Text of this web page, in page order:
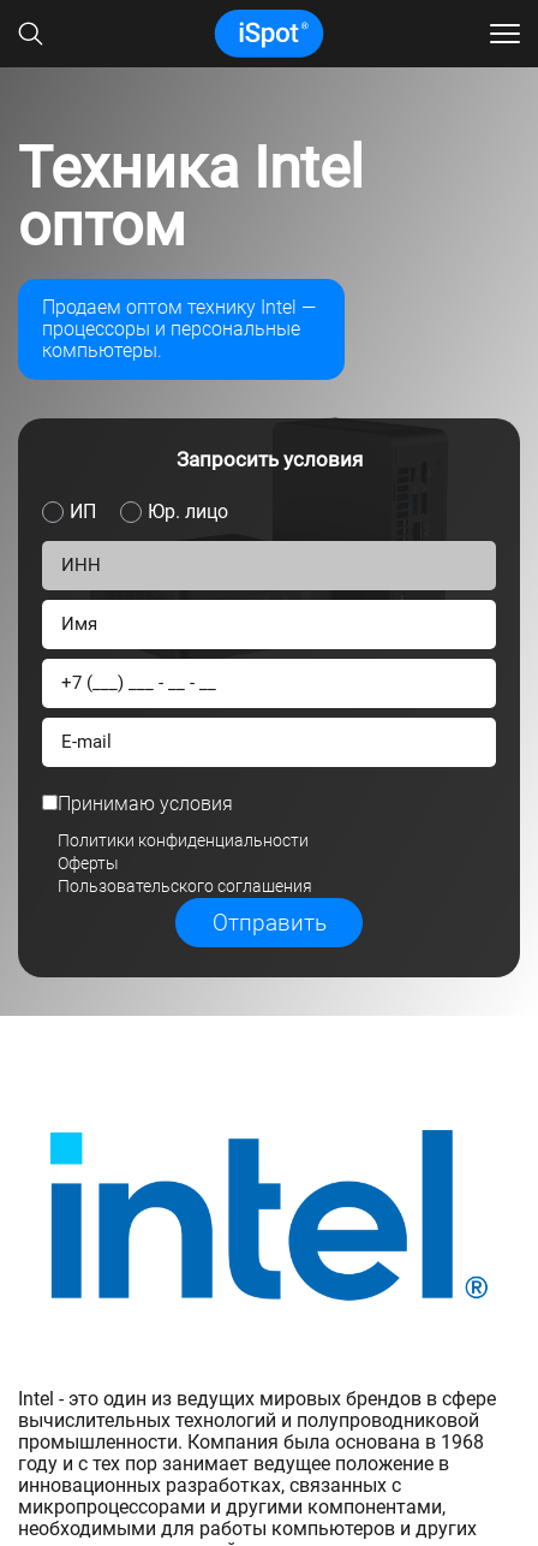
Техника Intel
оптом
Продаем оптом технику Intel —
процессоры и персональные
компьютеры.
Запросить условия
ИП Юр. лицо
Принимаю условия
Политики конфиденциальности
Оферты
Пользовательского соглашения
Отправить
Intel - это один из ведущих мировых брендов в сфере
вычислительных технологий и полупроводниковой
промышленности. Компания была основана в 1968
году и с тех пор занимает ведущее положение в
инновационных разработках, связанных с
микропроцессорами и другими компонентами,
необходимыми для работы компьютеров и других